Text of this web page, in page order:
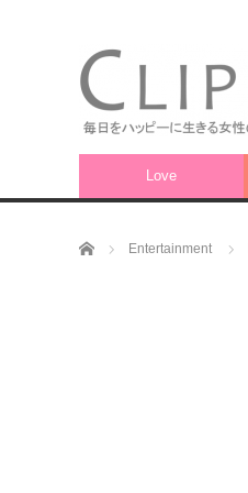
Love
ホーム Entertainment